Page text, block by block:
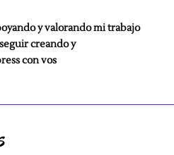
y valorando mi trabajo
creando y
con vos